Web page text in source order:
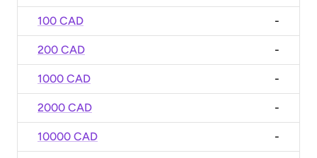
100 CAD -
200 CAD -
1000 CAD -
2000 CAD -
10000 CAD -